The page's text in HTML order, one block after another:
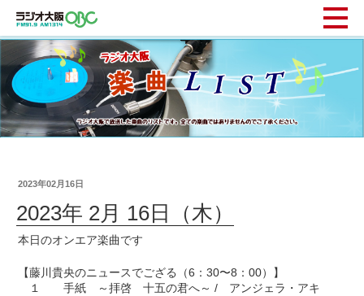
2023年02月16日
2023年 2月 16日（木）
本日のオンエア楽曲です
【藤川貴央のニュースでござる（6：30〜8：00）】
１ 手紙 ～拝啓 十五の君へ～ / アンジェラ・アキ